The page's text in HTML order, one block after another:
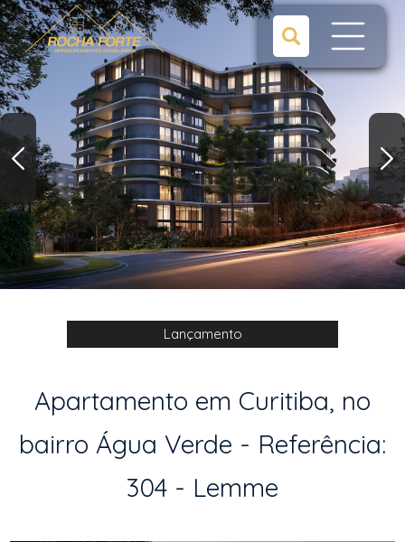
Lançamento
Apartamento em Curitiba, no
bairro Água Verde - Referência:
304 - Lemme